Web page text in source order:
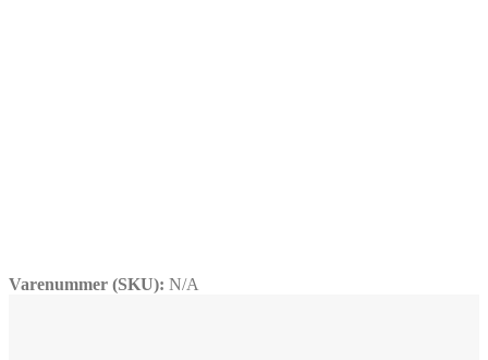
Varenummer (SKU): N/A